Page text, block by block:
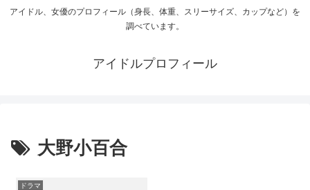
アイドル、女優のプロフィール（身長、体重、スリーサイズ、カップなど）を
調べています。
アイドルプロフィール
大野小百合
ドラマ